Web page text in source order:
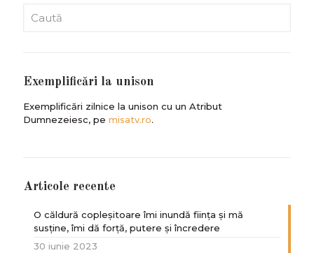
Exemplificări la unison
Exemplificări zilnice la unison cu un Atribut
Dumnezeiesc, pe misatv.ro.
Articole recente
O căldură copleșitoare îmi inundă ființa și mă
susține, îmi dă forță, putere și încredere
30 iunie 2023